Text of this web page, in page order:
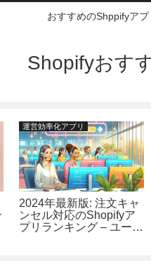
おすすめのShppifyア
Shopifyおす
運営効率化アプリ
2024年最新版: 注文キャ
ンセル対応のShopifyア
プリランキング – ユーザ